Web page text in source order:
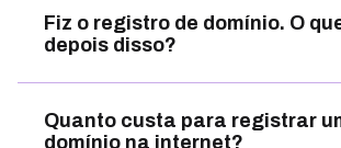
Fiz o registro de domínio. O
depois disso?
Quanto custa para registrar
domínio na internet?